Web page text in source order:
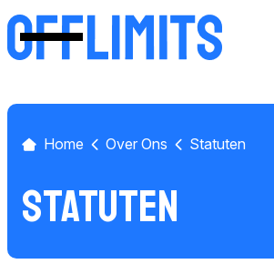
Nieuws
Offlimits
Safer Internet
Home Over Ons Statuten
Statuten